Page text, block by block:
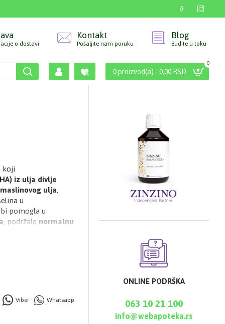
o dostavi
Kontakt
Pošaljite nam poruku
Blog
Budite u toku
0 proizvod(a) - 0,00 RSD
0
koji
iz ulja divlje
ulja,
u
pomogla u
, podržala normalnu
sudova i
sposobnosti
Viber Whatsapp
ONLINE PODRŠKA
063 10 21 100
info@webapoteka.rs